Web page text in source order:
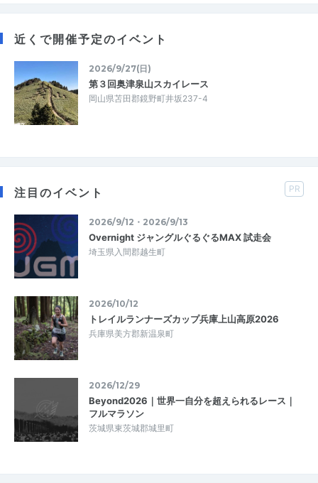
近くで開催予定のイベント
2026/9/27(日)
第３回奥津泉山スカイレース
岡山県苫田郡鏡野町井坂237-4
注目のイベント PR
2026/9/12・2026/9/13
Overnight ジャングルぐるぐるMAX 試走会
埼玉県入間郡越生町
2026/10/12
トレイルランナーズカップ兵庫上山高原2026
兵庫県美方郡新温泉町
2026/12/29
Beyond2026｜世界一自分を超えられるレース｜
フルマラソン
茨城県東茨城郡城里町